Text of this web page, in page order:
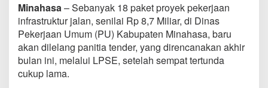
u
n
d
a
,
1
Minahasa– Sebanyak 18 paket proyek pekerjaan
infrastruktur jalan, senilai Rp 8,7 Miliar, di Dinas
Pekerjaan Umum (PU) Kabupaten Minahasa, baru
akan dilelang panitia tender, yang direncanakan akhir
bulan ini, melalui LPSE, setelah sempat tertunda
cukup lama.